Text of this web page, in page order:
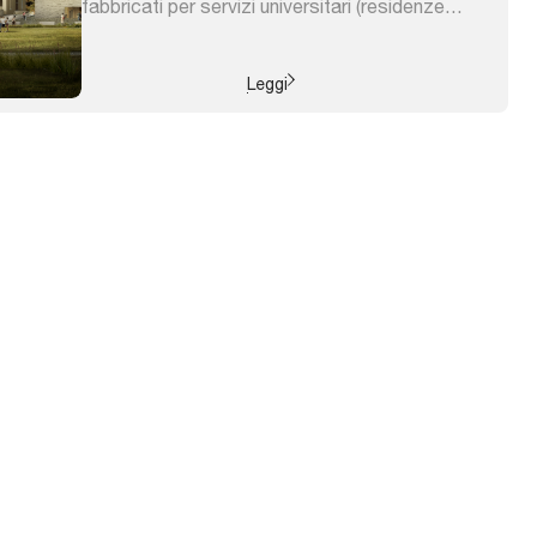
fabbricati per servizi universitari (residenze
progetto valorizza la struttura ad anello della
Leggi